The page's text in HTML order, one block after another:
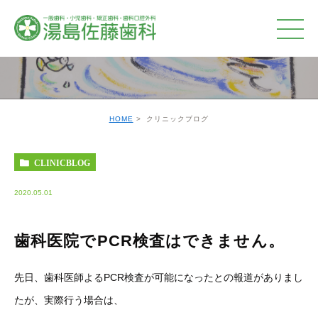
HOME クリニックブログ
CLINICBLOG
2020.05.01
歯科医院でPCR検査はできません。
先日、歯科医師よるPCR検査が可能になったとの報道がありまし
たが、実際行う場合は、